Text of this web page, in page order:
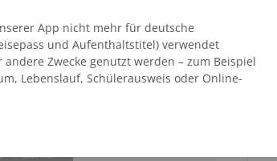
ANZEIGEN
App nicht mehr für deutsche
und Aufenthaltstitel) verwendet
Zwecke genutzt werden – zum Beispiel
Lebenslauf, Schülerausweis oder Online-